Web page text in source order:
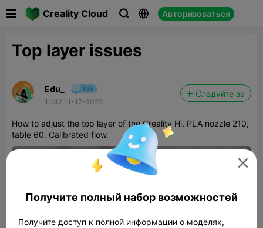
Creality Cloud   Авторизоваться
Top layer issues
Edu_
11:42 11-17-2025
Следуйте за
How to adjust the top layer of the Creality Hi. PLA nozzle 210,
table 60. Calibrated flow.

Получите полный набор возможностей
Получите доступ к полной информации о моделях,